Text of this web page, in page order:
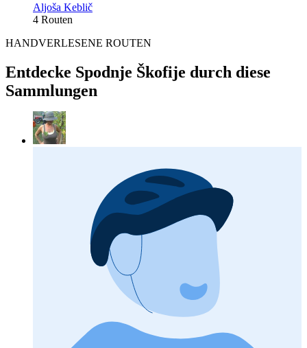
Aljoša Keblič
4 Routen
HANDVERLESENE ROUTEN
Entdecke Spodnje Škofije durch diese
Sammlungen